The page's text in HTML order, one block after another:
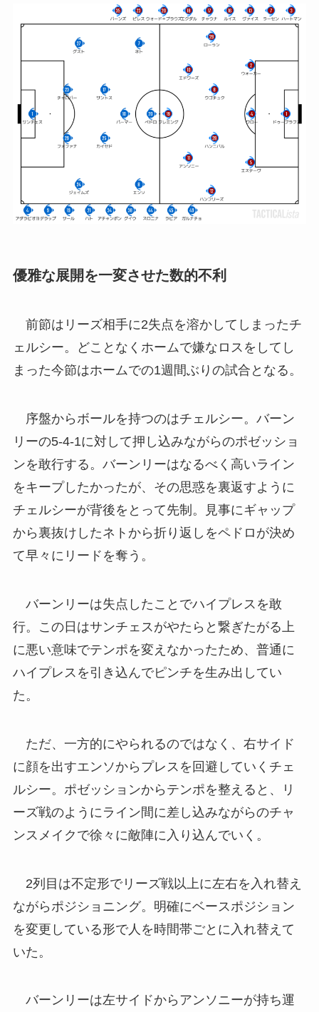
優雅な展開を一変させた数的不利
前節はリーズ相手に2失点を溶かしてしまったチ
ェルシー。どことなくホームで嫌なロスをしてし
まった今節はホームでの1週間ぶりの試合となる。
序盤からボールを持つのはチェルシー。バーン
リーの5-4-1に対して押し込みながらのポゼッショ
ンを敢行する。バーンリーはなるべく高いライン
をキープしたかったが、その思惑を裏返すように
チェルシーが背後をとって先制。見事にギャップ
から裏抜けしたネトから折り返しをペドロが決め
て早々にリードを奪う。
バーンリーは失点したことでハイプレスを敢
行。この日はサンチェスがやたらと繋ぎたがる上
に悪い意味でテンポを変えなかったため、普通に
ハイプレスを引き込んでピンチを生み出してい
た。
ただ、一方的にやられるのではなく、右サイド
に顔を出すエンソからプレスを回避していくチェ
ルシー。ポゼッションからテンポを整えると、リ
ーズ戦のようにライン間に差し込みながらのチャ
ンスメイクで徐々に敵陣に入り込んでいく。
2列目は不定形でリーズ戦以上に左右を入れ替え
ながらポジショニング。明確にベースポジション
を変更している形で人を時間帯ごとに入れ替えて
いた。
バーンリーは左サイドからアンソニーが持ち運